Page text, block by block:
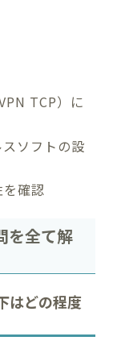
TCP）に
ソフトの設
確認
を全て解
はどの程度